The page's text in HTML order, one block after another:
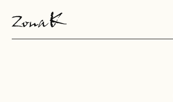
Menú de encabezado
Zona K